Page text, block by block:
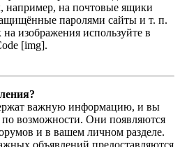
например, на почтовые ящики
паролями сайты и т. п.
изображения используйте в
[img].
важную информацию, и вы
возможности. Они появляются
и в вашем личном разделе.
объявлений предоставляются